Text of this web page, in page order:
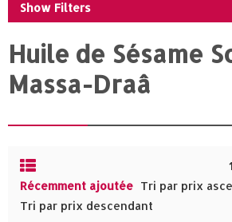
Show Filters
Huile de Sésame
Massa-Draâ
Récemment ajoutée Tri par prix
Tri par prix descendant